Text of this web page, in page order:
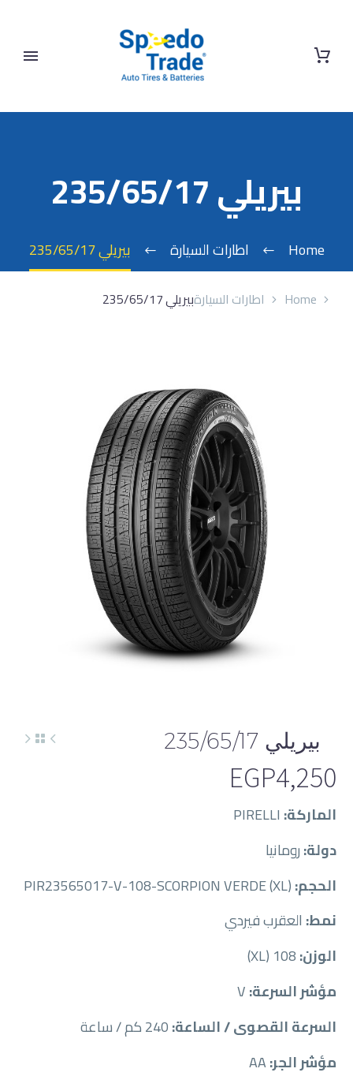
بيريلي 235/65/17
Home اطارات السيارة بيريلي 235/65/17
Home اطارات السيارةبيريلي 235/65/17
بيريلي 235/65/17
EGP4,250
الماركة:
دولة:رومانيا
الحجم:
نمط: العقرب فيردي
الوزن:
مؤشر السرعة:
السرعة القصوى / الساعة:
مؤشر الجر: